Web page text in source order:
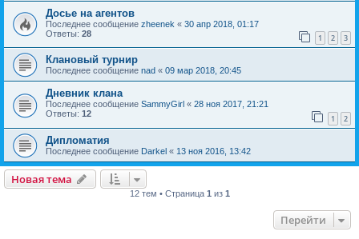
Досье на агентов
Последнее сообщение zheenek « 30 апр 2018, 01:17
Ответы: 28 1 2 3
Клановый турнир
Последнее сообщение nad « 09 мар 2018, 20:45
Дневник клана
Последнее сообщение SammyGirl « 28 ноя 2017, 21:21
Ответы: 12 1 2
Дипломатия
Последнее сообщение Darkel « 13 ноя 2016, 13:42
Новая тема
12 тем • Страница 1 из 1
Перейти